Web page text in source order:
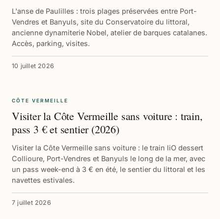
L'anse de Paulilles : trois plages préservées entre Port-
Vendres et Banyuls, site du Conservatoire du littoral,
ancienne dynamiterie Nobel, atelier de barques catalanes.
Accès, parking, visites.
10 juillet 2026
CÔTE VERMEILLE
Visiter la Côte Vermeille sans voiture : train,
pass 3 € et sentier (2026)
Visiter la Côte Vermeille sans voiture : le train liO dessert
Collioure, Port-Vendres et Banyuls le long de la mer, avec
un pass week-end à 3 € en été, le sentier du littoral et les
navettes estivales.
7 juillet 2026